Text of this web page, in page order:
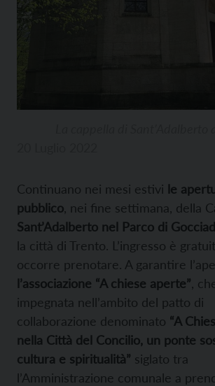
Continuano nei mesi estivi le
pubblico , nei fine settimana, della C
Sant’Adalberto nel Parco di
la città di Trento. L’ingresso è
occorre prenotare. A garantire
l’associazione “A chiese aperte” ,
impegnata nell’ambito del patto di
collaborazione denominato “A
nella Città del Concilio, un ponte
cultura e spiritualità” siglato tra
l’Amministrazione comunale a